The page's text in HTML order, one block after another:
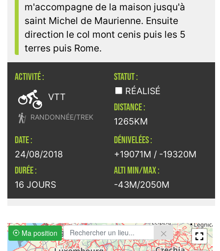
m'accompagne de la maison jusqu'à
saint Michel de Maurienne. Ensuite
direction le col mont cenis puis les 5
terres puis Rome.
ACTIVITÉ :
 VTT
 RANDONNÉE/TREK
STATUT :
RÉALISÉ
DISTANCE :
1265KM
DATE :
24/08/2018
DURÉE :
16 JOURS
DÉNIVELÉES :
+19071M / -19320M
ALTI MIN/MAX :
-43M/2050M
Ma position